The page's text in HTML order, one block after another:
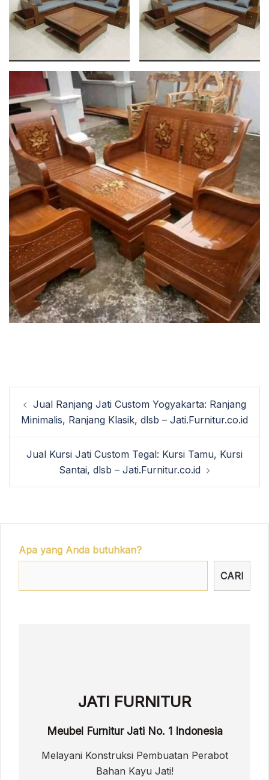
Post
navigation
Jual Ranjang Jati Custom Yogyakarta: Ranjang
Minimalis, Ranjang Klasik, dlsb – Jati.Furnitur.co.id
Jual Kursi Jati Custom Tegal: Kursi Tamu, Kursi
Santai, dlsb – Jati.Furnitur.co.id
Apa yang Anda butuhkan?
CARI
JATI FURNITUR
Meubel Furnitur Jati No. 1 Indonesia
Melayani Konstruksi Pembuatan Perabot
Bahan Kayu Jati!